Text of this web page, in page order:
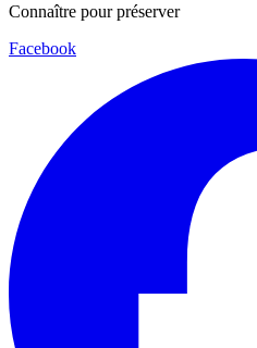
Connaître pour préserver
Facebook